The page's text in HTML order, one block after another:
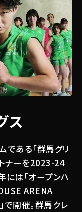
ス
である「群馬グリ
トナーを2023-24
には「オープンハ
ARENA
で開催。群馬クレ